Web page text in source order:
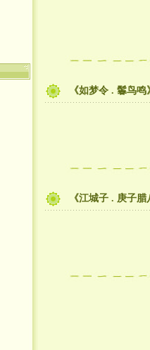
《如梦令 . 鬊鸟鸣
《江城子 . 庚子